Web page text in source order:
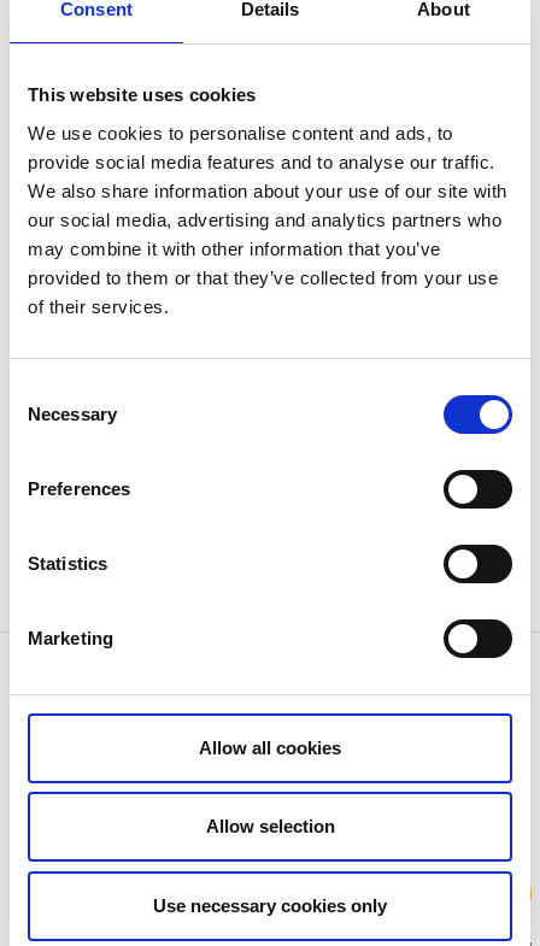
Consent Details About
This website uses cookies
We use cookies to personalise content and ads, to
provide social media features and to analyse our traffic.
We also share information about your use of our site with
our social media, advertising and analytics partners who
may combine it with other information that you’ve
provided to them or that they’ve collected from your use
of their services.
Selection
Necessary
Preferences
Statistics
Marketing
Allow all cookies
Allow selection
Use necessary cookies only
Hausboot gefunden hat.
Fotograf:Dalslands Stugbåtuthyrning
Das Hausboot ist 13 qm.
Voll ausgestattete Küche.
Abstellraum
Dalslands Stugbaat
Telefon:+46 738 331 383
E-Mail:booking@stugbaat.se